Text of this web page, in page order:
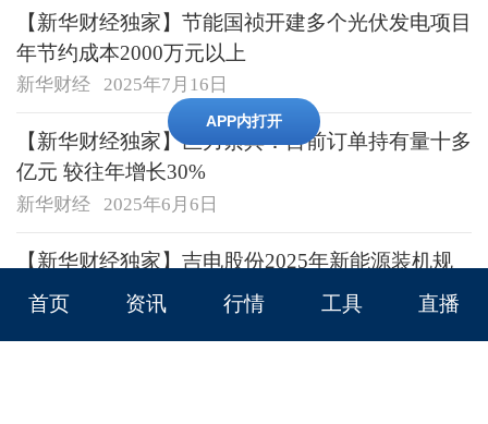
【新华财经独家】节能国祯开建多个光伏发电项目
年节约成本2000万元以上
新华财经 2025年7月16日
【新华财经独家】巨力索具：目前订单持有量十多
亿元 较往年增长30%
新华财经 2025年6月6日
【新华财经独家】吉电股份2025年新能源装机规
模将增长约13.7%
首页 资讯 行情 工具 直播
APP内打开